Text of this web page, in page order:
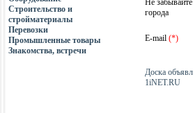
Строительство и
стройматериалы
Перевозки
Промышленные товары
Знакомства, встречи
Не
города
E-mail (*)
Доска
1iNET.RU